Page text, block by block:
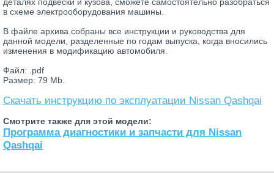
в схеме электрооборудования машины.
В файле архива собраны все инструкции и руководства для
данной модели, разделенные по годам выпуска, когда вносились
изменения в модификацию автомобиля.
Файл: .pdf
Размер: 79 Mb.
Скачать инструкцию по эксплуатации Nissan Qashqai
Смотрите также для этой модели:
Программа диагностики и запчасти для Nissan
Qashqai